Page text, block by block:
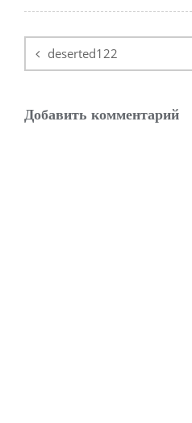
по
записям
deserted122
Добавить комментарий